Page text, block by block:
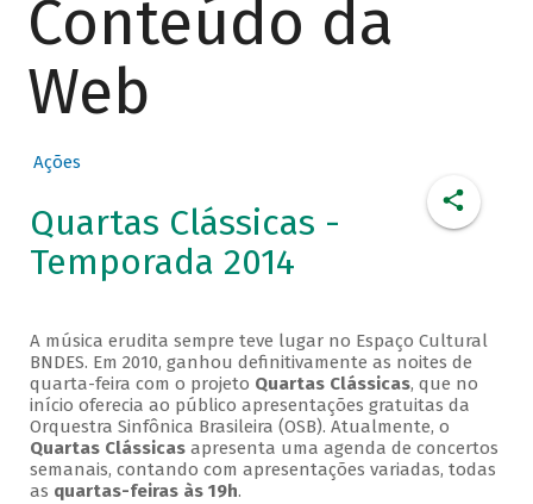
Conteúdo da
Web
Ações
Quartas Clássicas -
Temporada 2014
A música erudita sempre teve lugar no Espaço Cultural
BNDES. Em 2010, ganhou definitivamente as noites de
quarta-feira com o projeto Quartas Clássicas, que no
início oferecia ao público apresentações gratuitas da
Orquestra Sinfônica Brasileira (OSB). Atualmente, o
Quartas Clássicasapresenta uma agenda de concertos
semanais, contando com apresentações variadas, todas
as quartas-feiras às 19h.